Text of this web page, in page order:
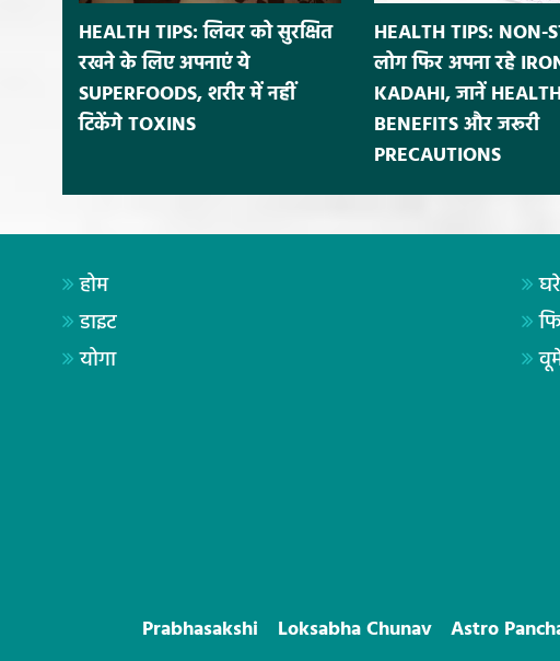
HEALTH TIPS: लिवर को सुरक्षित
रखने के लिए अपनाएं ये
SUPERFOODS, शरीर में नहीं
टिकेंगे TOXINS
HEALTH TIPS: NON-
लोग फिर अपना रहे
KADAHI, जानें
BENEFITS और जरूरी
PRECAUTIONS
होम
डाइट
योगा
Prabhasakshi Loksabha Chunav Astro